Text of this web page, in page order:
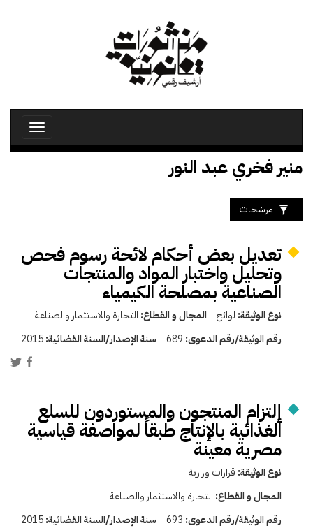
Toggle
منير فخري عبد النور
مرشحات
تعديل بعض أحكام لائحة رسوم فحص
وتحليل واختبار المواد والمنتجات
الصناعية بمصلحة الكيمياء
نوع الوثيقة: لوائح المجال و القطاع: التجارة والاستثمار والصناعة
رقم الوثيقة/رقم الدعوى: 689 سنة الإصدار/السنة القضائية:2015
إلتزام المنتجون والمستوردون للسلع
الغذائية بالإنتاج طبقاً لمواصفة قياسية
مصرية معينة
نوع الوثيقة: قرارات وزارية
المجال و القطاع: التجارة والاستثمار والصناعة
رقم الوثيقة/رقم الدعوى: 693 سنة الإصدار/السنة القضائية:2015